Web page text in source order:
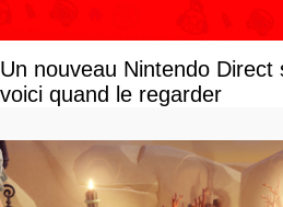
Un nouveau Nintendo Direct
voici quand le regarder